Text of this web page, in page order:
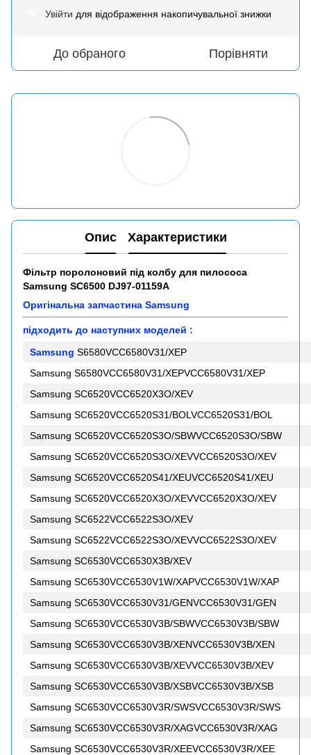
Увійти для відображення накопичувальної знижки
До обраного Порівняти
Опис Характеристики
Фільтр поролоновий під колбу для пилососа
Samsung SC6500 DJ97-01159A
Оригінальна запчастина Samsung
підходить до наступних моделей :
Samsung S6580VCC6580V31/XEP
Samsung S6580VCC6580V31/XEPVCC6580V31/XEP
Samsung SC6520VCC6520X3O/XEV
Samsung SC6520VCC6520S31/BOLVCC6520S31/BOL
Samsung SC6520VCC6520S3O/SBWVCC6520S3O/SBW
Samsung SC6520VCC6520S3O/XEVVCC6520S3O/XEV
Samsung SC6520VCC6520S41/XEUVCC6520S41/XEU
Samsung SC6520VCC6520X3O/XEVVCC6520X3O/XEV
Samsung SC6522VCC6522S3O/XEV
Samsung SC6522VCC6522S3O/XEVVCC6522S3O/XEV
Samsung SC6530VCC6530X3B/XEV
Samsung SC6530VCC6530V1W/XAPVCC6530V1W/XAP
Samsung SC6530VCC6530V31/GENVCC6530V31/GEN
Samsung SC6530VCC6530V3B/SBWVCC6530V3B/SBW
Samsung SC6530VCC6530V3B/XENVCC6530V3B/XEN
Samsung SC6530VCC6530V3B/XEVVCC6530V3B/XEV
Samsung SC6530VCC6530V3B/XSBVCC6530V3B/XSB
Samsung SC6530VCC6530V3R/SWSVCC6530V3R/SWS
Samsung SC6530VCC6530V3R/XAGVCC6530V3R/XAG
Samsung SC6530VCC6530V3R/XEEVCC6530V3R/XEE